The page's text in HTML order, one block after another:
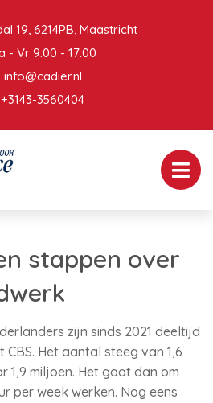
19, 6214PB, Maastricht
- Vr 9:00 - 17:00
info@cadier.nl
+3143-3560404
stappen over
zijn sinds 2021 deeltijd
Het aantal steeg van 1,6
1,9 miljoen. Het gaat dan om
per week werken. Nog eens